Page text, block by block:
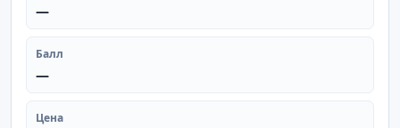
—
Балл
—
Цена